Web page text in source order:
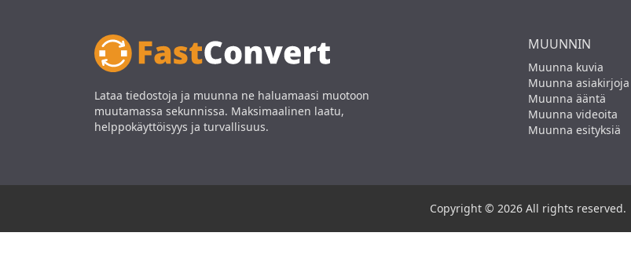
Lataa tiedostoja ja muunna ne haluamaasi muotoon
muutamassa sekunnissa. Maksimaalinen laatu,
helppokäyttöisyys ja turvallisuus.
MUUNNIN
Muunna kuvia
Muunna asiakirjoja
Muunna ääntä
Muunna videoita
Muunna esityksiä
Copyright © 2026 All rights reserved.